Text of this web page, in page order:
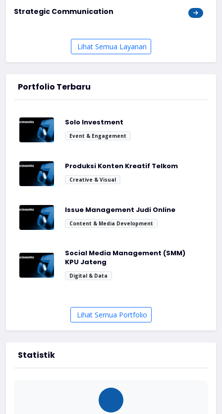
Strategic Communication
Lihat Semua Layanan
Portfolio Terbaru
Solo Investment
Event & Engagement
Produksi Konten Kreatif Telkom
Creative & Visual
Issue Management Judi Online
Content & Media Development
Social Media Management (SMM)
KPU Jateng
Digital & Data
Lihat Semua Portfolio
Statistik